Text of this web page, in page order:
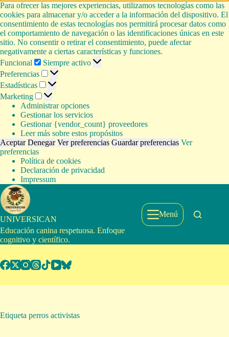
Para ofrecer las mejores experiencias, utilizamos tecnologías como las
cookies para almacenar y/o acceder a la información del dispositivo. El
consentimiento de estas tecnologías nos permitirá procesar datos como
el comportamiento de navegación o las identificaciones únicas en este
sitio. No consentir o retirar el consentimiento, puede afectar
negativamente a ciertas características y funciones.
Funcional
Funcional
Siempre activo
Preferencias
Preferencias
Estadísticas Estadísticas
Marketing Marketing
Administrar opciones
Gestionar los servicios
Gestionar {vendor_count} proveedores
Leer más sobre estos propósitos
Aceptar Denegar Ver preferencias Guardar preferencias Ver
preferencias
Política de cookies
Declaración de privacidad
Impressum
Saltar
al
contenido
UNIVERSICAN
Educación canina respetuosa. Enfoque
cognitivo y científico.
Menú
Etiqueta perros activistas